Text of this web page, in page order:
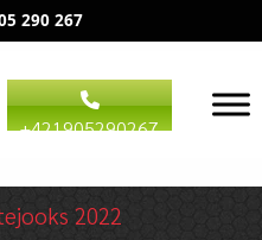
290 267
+421905290267
2022